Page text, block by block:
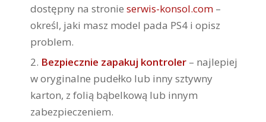
dostępny na stronie serwis-konsol.com–
określ, jaki masz model pada PS4 i opisz
problem.
Bezpiecznie zapakuj kontroler– najlepiej
w oryginalne pudełko lub inny sztywny
karton, z folią bąbelkową lub innym
zabezpieczeniem.